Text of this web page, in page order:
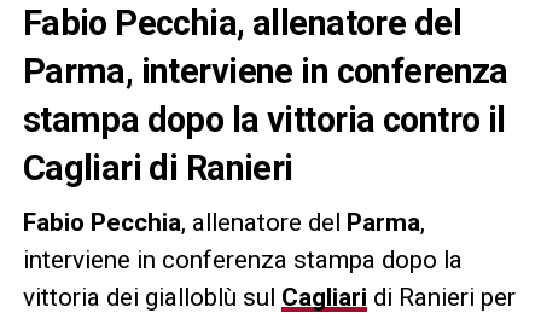
Fabio Pecchia, allenatore del
Parma, interviene in conferenza
stampa dopo la vittoria contro il
Cagliari di Ranieri
Fabio Pecchia, allenatore del Parma,
interviene in conferenza stampa dopo la
vittoria dei gialloblù sul Cagliari di Ranieri per